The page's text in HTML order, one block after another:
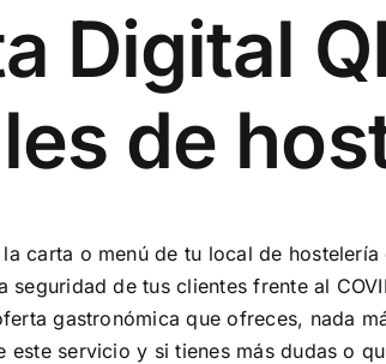
Digital
de
la carta o menú de tu local de
seguridad de tus clientes frente al
gastronómica que ofreces, nada
este servicio y si tienes más dudas o